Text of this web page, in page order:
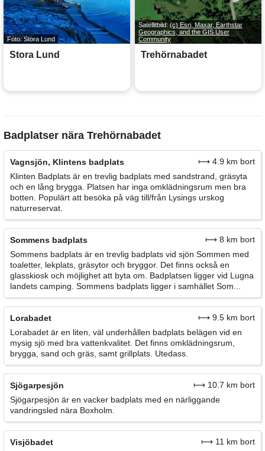
Foto: Stora Lund
Stora Lund
Satellitbild:(c) Esri, Maxar, Earthstar
Geographics, and the GIS User
Community
Trehörnabadet
Badplatser nära Trehörnabadet
Vagnsjön, Klintens badplats
⟼ 4.9 km bort
Klinten Badplats är en trevlig badplats med sandstrand, gräsyta
och en lång brygga. Platsen har inga omklädningsrum men bra
botten. Populärt att besöka på väg till/från Lysings urskog
naturreservat.
Sommens badplats
⟼ 8 km bort
Sommens badplats är en trevlig badplats vid sjön Sommen med
toaletter, lekplats, gräsytor och bryggor. Det finns också en
glasskiosk och möjlighet att byta om. Badplatsen ligger vid Lugna
landets camping. Sommens badplats ligger i samhället Som...
Lorabadet
⟼ 9.5 km bort
Lorabadet är en liten, väl underhållen badplats belägen vid en
mysig sjö med bra vattenkvalitet. Det finns omklädningsrum,
brygga, sand och gräs, samt grillplats. Utedass.
Sjögarpesjön
⟼ 10.7 km bort
Sjögarpesjön är en vacker badplats med en närliggande
vandringsled nära Boxholm.
Visjöbadet
⟼ 11 km bort